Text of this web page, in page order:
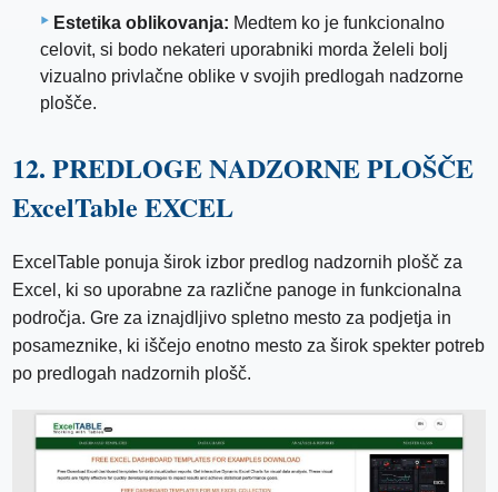
Estetika oblikovanja: Medtem ko je funkcionalno
celovit, si bodo nekateri uporabniki morda želeli bolj
vizualno privlačne oblike v svojih predlogah nadzorne
plošče.
12. PREDLOGE NADZORNE PLOŠČE
ExcelTable EXCEL
ExcelTable ponuja širok izbor predlog nadzornih plošč za
Excel, ki so uporabne za različne panoge in funkcionalna
področja. Gre za iznajdljivo spletno mesto za podjetja in
posameznike, ki iščejo enotno mesto za širok spekter potreb
po predlogah nadzornih plošč.